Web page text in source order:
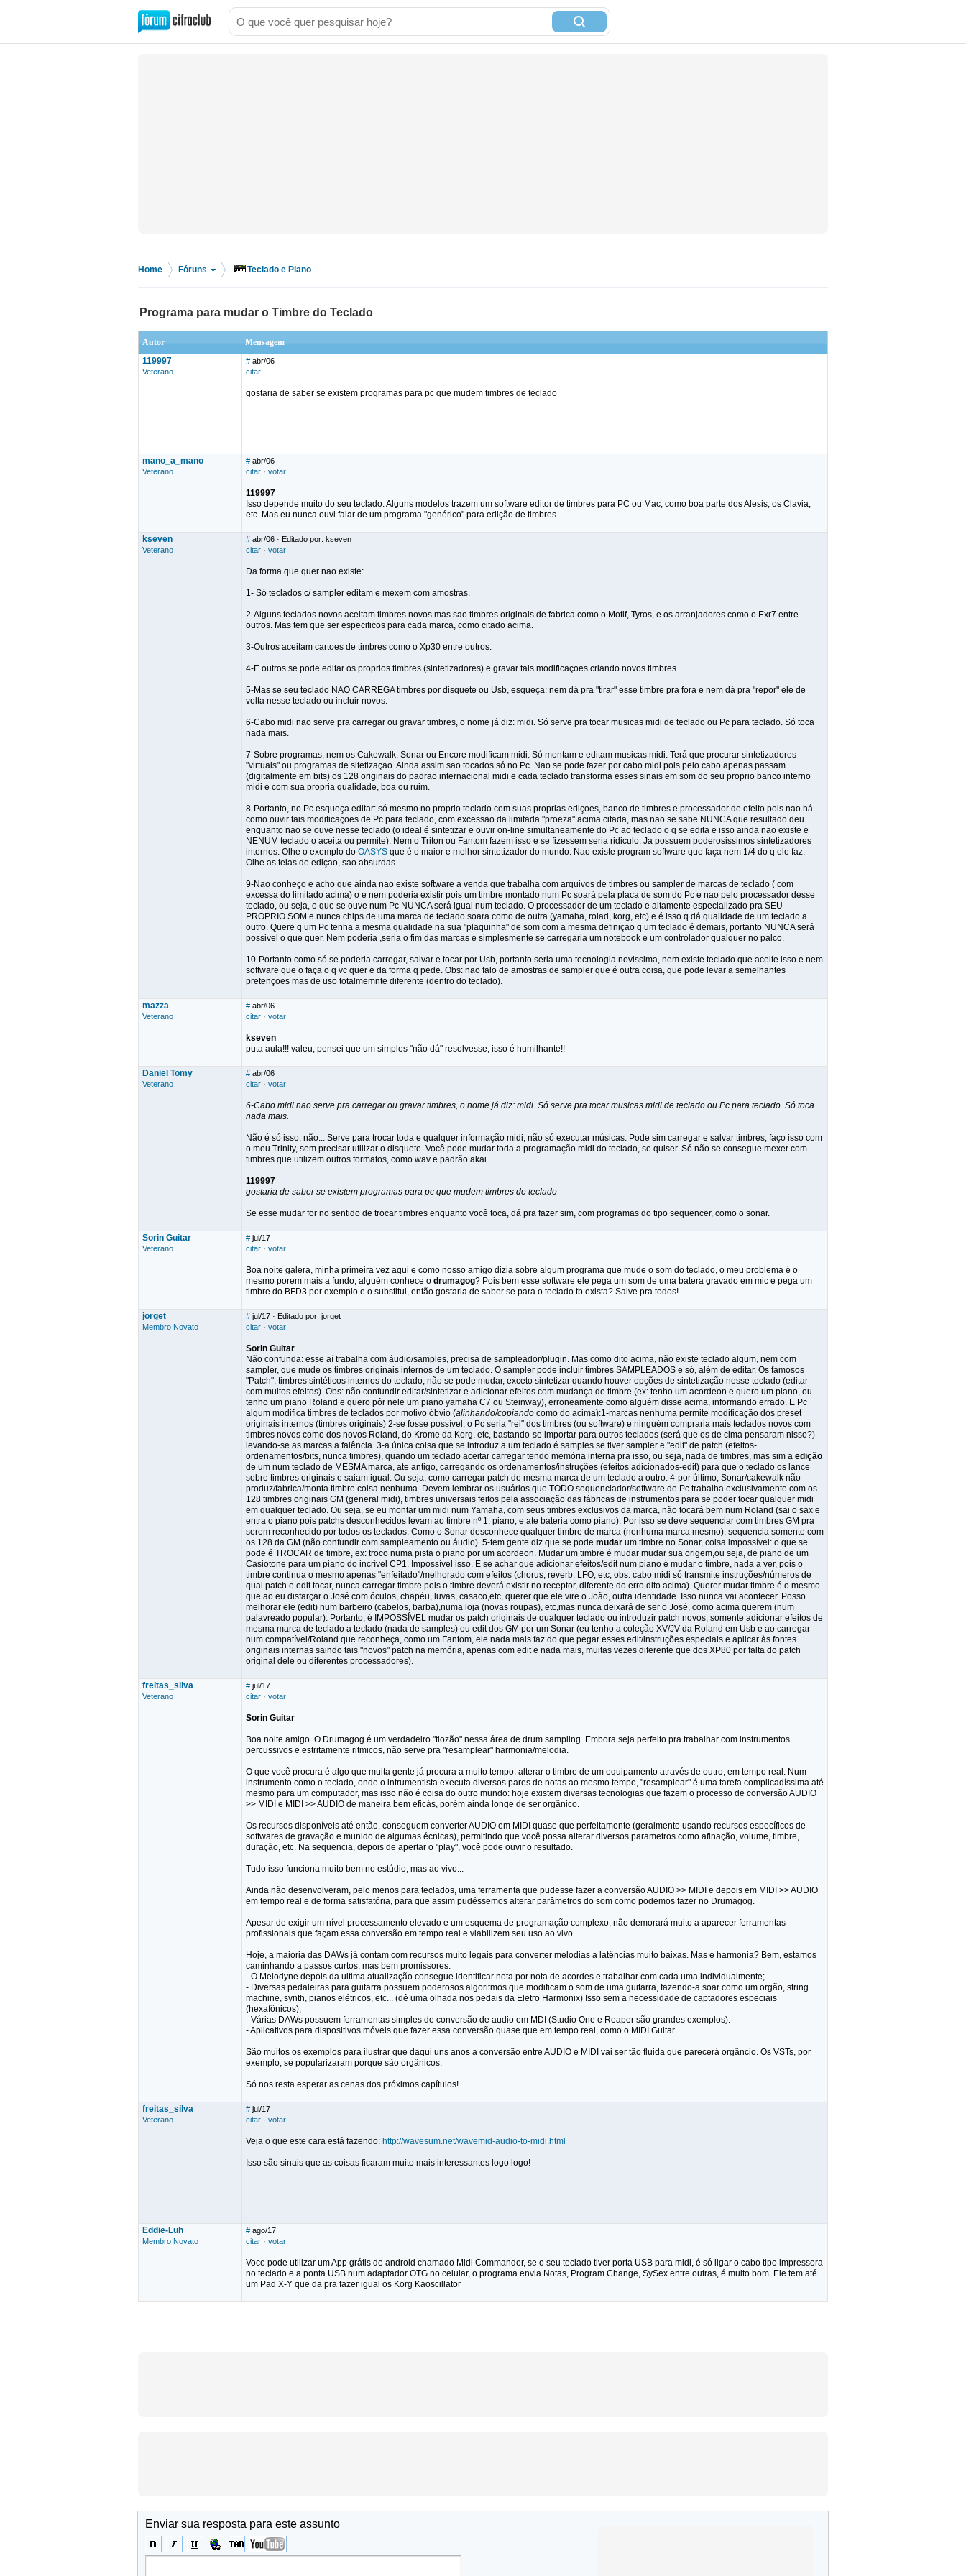
Home Fóruns Teclado e Piano
Programa para mudar o Timbre do Teclado
Autor
Mensagem
119997
Veterano
# abr/06
citar
gostaria de saber se existem programas para pc que mudem timbres de teclado
mano_a_mano
Veterano
# abr/06
citar · votar
119997
Isso depende muito do seu teclado. Alguns modelos trazem um software editor de timbres para PC ou Mac, como boa parte dos Alesis, os Clavia,
etc. Mas eu nunca ouvi falar de um programa "genérico" para edição de timbres.
kseven
Veterano
# abr/06 · Editado por: kseven
citar · votar
Da forma que quer nao existe:
1- Só teclados c/ sampler editam e mexem com amostras.
2-Alguns teclados novos aceitam timbres novos mas sao timbres originais de fabrica como o Motif, Tyros, e os arranjadores como o Exr7 entre
outros. Mas tem que ser especificos para cada marca, como citado acima.
3-Outros aceitam cartoes de timbres como o Xp30 entre outros.
4-E outros se pode editar os proprios timbres (sintetizadores) e gravar tais modificaçoes criando novos timbres.
5-Mas se seu teclado NAO CARREGA timbres por disquete ou Usb, esqueça: nem dá pra "tirar" esse timbre pra fora e nem dá pra "repor" ele de
volta nesse teclado ou incluir novos.
6-Cabo midi nao serve pra carregar ou gravar timbres, o nome já diz: midi. Só serve pra tocar musicas midi de teclado ou Pc para teclado. Só toca
nada mais.
7-Sobre programas, nem os Cakewalk, Sonar ou Encore modificam midi. Só montam e editam musicas midi. Terá que procurar sintetizadores
"virtuais" ou programas de sitetizaçao. Ainda assim sao tocados só no Pc. Nao se pode fazer por cabo midi pois pelo cabo apenas passam
(digitalmente em bits) os 128 originais do padrao internacional midi e cada teclado transforma esses sinais em som do seu proprio banco interno
midi e com sua propria qualidade, boa ou ruim.
8-Portanto, no Pc esqueça editar: só mesmo no proprio teclado com suas proprias ediçoes, banco de timbres e processador de efeito pois nao há
como ouvir tais modificaçoes de Pc para teclado, com excessao da limitada "proeza" acima citada, mas nao se sabe NUNCA que resultado deu
enquanto nao se ouve nesse teclado (o ideal é sintetizar e ouvir on-line simultaneamente do Pc ao teclado o q se edita e isso ainda nao existe e
NENUM teclado o aceita ou permite). Nem o Triton ou Fantom fazem isso e se fizessem seria ridiculo. Ja possuem poderosissimos sintetizadores
internos. Olhe o exemplo do OASYS que é o maior e melhor sintetizador do mundo. Nao existe program software que faça nem 1/4 do q ele faz.
Olhe as telas de ediçao, sao absurdas.
9-Nao conheço e acho que ainda nao existe software a venda que trabalha com arquivos de timbres ou sampler de marcas de teclado ( com
excessa do limitado acima) o e nem poderia existir pois um timbre montado num Pc soará pela placa de som do Pc e nao pelo processador desse
teclado, ou seja, o que se ouve num Pc NUNCA será igual num teclado. O processador de um teclado e altamente especializado pra SEU
PROPRIO SOM e nunca chips de uma marca de teclado soara como de outra (yamaha, rolad, korg, etc) e é isso q dá qualidade de um teclado a
outro. Quere q um Pc tenha a mesma qualidade na sua "plaquinha" de som com a mesma definiçao q um teclado é demais, portanto NUNCA será
possivel o que quer. Nem poderia ,seria o fim das marcas e simplesmente se carregaria um notebook e um controlador qualquer no palco.
10-Portanto como só se poderia carregar, salvar e tocar por Usb, portanto seria uma tecnologia novissima, nem existe teclado que aceite isso e nem
software que o faça o q vc quer e da forma q pede. Obs: nao falo de amostras de sampler que é outra coisa, que pode levar a semelhantes
pretençoes mas de uso totalmemnte diferente (dentro do teclado).
mazza
Veterano
# abr/06
citar · votar
kseven
puta aula!!! valeu, pensei que um simples "não dá" resolvesse, isso é humilhante!!
Daniel Tomy
Veterano
# abr/06
citar · votar
6-Cabo midi nao serve pra carregar ou gravar timbres, o nome já diz: midi. Só serve pra tocar musicas midi de teclado ou Pc para teclado. Só toca
nada mais.
Não é só isso, não... Serve para trocar toda e qualquer informação midi, não só executar músicas. Pode sim carregar e salvar timbres, faço isso com
o meu Trinity, sem precisar utilizar o disquete. Você pode mudar toda a programação midi do teclado, se quiser. Só não se consegue mexer com
timbres que utilizem outros formatos, como wav e padrão akai.
119997
gostaria de saber se existem programas para pc que mudem timbres de teclado
Se esse mudar for no sentido de trocar timbres enquanto você toca, dá pra fazer sim, com programas do tipo sequencer, como o sonar.
Sorin Guitar
Veterano
# jul/17
citar · votar
Boa noite galera, minha primeira vez aqui e como nosso amigo dizia sobre algum programa que mude o som do teclado, o meu problema é o
mesmo porem mais a fundo, alguém conhece o drumagog? Pois bem esse software ele pega um som de uma batera gravado em mic e pega um
timbre do BFD3 por exemplo e o substitui, então gostaria de saber se para o teclado tb exista? Salve pra todos!
jorget
Membro Novato
# jul/17 · Editado por: jorget
citar · votar
Sorin Guitar
Não confunda: esse aí trabalha com áudio/samples, precisa de sampleador/plugin. Mas como dito acima, não existe teclado algum, nem com
sampler, que mude os timbres originais internos de um teclado. O sampler pode incluir timbres SAMPLEADOS e só, além de editar. Os famosos
"Patch", timbres sintéticos internos do teclado, não se pode mudar, exceto sintetizar quando houver opções de sintetização nesse teclado (editar
com muitos efeitos). Obs: não confundir editar/sintetizar e adicionar efeitos com mudança de timbre (ex: tenho um acordeon e quero um piano, ou
tenho um piano Roland e quero pôr nele um piano yamaha C7 ou Steinway), erroneamente como alguém disse acima, informando errado. E Pc
algum modifica timbres de teclados por motivo óbvio (alinhando/copiando como do acima):1-marcas nenhuma permite modificação dos preset
originais internos (timbres originais) 2-se fosse possível, o Pc seria "rei" dos timbres (ou software) e ninguém compraria mais teclados novos com
timbres novos como dos novos Roland, do Krome da Korg, etc, bastando-se importar para outros teclados (será que os de cima pensaram nisso?)
levando-se as marcas a falência. 3-a única coisa que se introduz a um teclado é samples se tiver sampler e "edit" de patch (efeitos-
ordenamentos/bits, nunca timbres), quando um teclado aceitar carregar tendo memória interna pra isso, ou seja, nada de timbres, mas sim a edição
de um num teclado de MESMA marca, ate antigo, carregando os ordenamentos/instruções (efeitos adicionados-edit) para que o teclado os lance
sobre timbres originais e saiam igual. Ou seja, como carregar patch de mesma marca de um teclado a outro. 4-por último, Sonar/cakewalk não
produz/fabrica/monta timbre coisa nenhuma. Devem lembrar os usuários que TODO sequenciador/software de Pc trabalha exclusivamente com os
128 timbres originais GM (general midi), timbres universais feitos pela associação das fábricas de instrumentos para se poder tocar qualquer midi
em qualquer teclado. Ou seja, se eu montar um midi num Yamaha, com seus timbres exclusivos da marca, não tocará bem num Roland (sai o sax e
entra o piano pois patchs desconhecidos levam ao timbre nº 1, piano, e ate bateria como piano). Por isso se deve sequenciar com timbres GM pra
serem reconhecido por todos os teclados. Como o Sonar desconhece qualquer timbre de marca (nenhuma marca mesmo), sequencia somente com
os 128 da GM (não confundir com sampleamento ou áudio). 5-tem gente diz que se pode mudar um timbre no Sonar, coisa impossível: o que se
pode é TROCAR de timbre, ex: troco numa pista o piano por um acordeon. Mudar um timbre é mudar mudar sua origem,ou seja, de piano de um
Casiotone para um piano do incrível CP1. Impossível isso. E se achar que adicionar efeitos/edit num piano é mudar o timbre, nada a ver, pois o
timbre continua o mesmo apenas "enfeitado"/melhorado com efeitos (chorus, reverb, LFO, etc, obs: cabo midi só transmite instruções/números de
qual patch e edit tocar, nunca carregar timbre pois o timbre deverá existir no receptor, diferente do erro dito acima). Querer mudar timbre é o mesmo
que ao eu disfarçar o José com óculos, chapéu, luvas, casaco,etc, querer que ele vire o João, outra identidade. Isso nunca vai acontecer. Posso
melhorar ele (edit) num barbeiro (cabelos, barba),numa loja (novas roupas), etc,mas nunca deixará de ser o José, como acima querem (num
palavreado popular). Portanto, é IMPOSSÍVEL mudar os patch originais de qualquer teclado ou introduzir patch novos, somente adicionar efeitos de
mesma marca de teclado a teclado (nada de samples) ou edit dos GM por um Sonar (eu tenho a coleção XV/JV da Roland em Usb e ao carregar
num compatível/Roland que reconheça, como um Fantom, ele nada mais faz do que pegar esses edit/instruções especiais e aplicar às fontes
originais internas saindo tais "novos" patch na memória, apenas com edit e nada mais, muitas vezes diferente que dos XP80 por falta do patch
original dele ou diferentes processadores).
freitas_silva
Veterano
# jul/17
citar · votar
Sorin Guitar
Boa noite amigo. O Drumagog é um verdadeiro "tiozão" nessa área de drum sampling. Embora seja perfeito pra trabalhar com instrumentos
percussivos e estritamente ritmicos, não serve pra "resamplear" harmonia/melodia.
O que você procura é algo que muita gente já procura a muito tempo: alterar o timbre de um equipamento através de outro, em tempo real. Num
instrumento como o teclado, onde o intrumentista executa diversos pares de notas ao mesmo tempo, "resamplear" é uma tarefa complicadíssima até
mesmo para um computador, mas isso não é coisa do outro mundo: hoje existem diversas tecnologias que fazem o processo de conversão AUDIO
>> MIDI e MIDI >> AUDIO de maneira bem eficás, porém ainda longe de ser orgânico.
Os recursos disponíveis até então, conseguem converter AUDIO em MIDI quase que perfeitamente (geralmente usando recursos específicos de
softwares de gravação e munido de algumas écnicas), permitindo que você possa alterar diversos parametros como afinação, volume, timbre,
duração, etc. Na sequencia, depois de apertar o "play", você pode ouvir o resultado.
Tudo isso funciona muito bem no estúdio, mas ao vivo...
Ainda não desenvolveram, pelo menos para teclados, uma ferramenta que pudesse fazer a conversão AUDIO >> MIDI e depois em MIDI >> AUDIO
em tempo real e de forma satisfatória, para que assim pudéssemos alterar parâmetros do som como podemos fazer no Drumagog.
Apesar de exigir um nível processamento elevado e um esquema de programação complexo, não demorará muito a aparecer ferramentas
profissionais que façam essa conversão em tempo real e viabilizem seu uso ao vivo.
Hoje, a maioria das DAWs já contam com recursos muito legais para converter melodias a latências muito baixas. Mas e harmonia? Bem, estamos
caminhando a passos curtos, mas bem promissores:
- O Melodyne depois da ultima atualização consegue identificar nota por nota de acordes e trabalhar com cada uma individualmente;
- Diversas pedaleiras para guitarra possuem poderosos algoritmos que modificam o som de uma guitarra, fazendo-a soar como um orgão, string
machine, synth, pianos elétricos, etc... (dê uma olhada nos pedais da Eletro Harmonix) Isso sem a necessidade de captadores especiais
(hexafônicos);
- Várias DAWs possuem ferramentas simples de conversão de audio em MDI (Studio One e Reaper são grandes exemplos).
- Aplicativos para dispositivos móveis que fazer essa conversão quase que em tempo real, como o MIDI Guitar.
São muitos os exemplos para ilustrar que daqui uns anos a conversão entre AUDIO e MIDI vai ser tão fluida que parecerá orgâncio. Os VSTs, por
exemplo, se popularizaram porque são orgânicos.
Só nos resta esperar as cenas dos próximos capítulos!
freitas_silva
Veterano
# jul/17
citar · votar
Veja o que este cara está fazendo: http://wavesum.net/wavemid-audio-to-midi.html
Isso são sinais que as coisas ficaram muito mais interessantes logo logo!
Eddie-Luh
Membro Novato
# ago/17
citar · votar
Voce pode utilizar um App grátis de android chamado Midi Commander, se o seu teclado tiver porta USB para midi, é só ligar o cabo tipo impressora
no teclado e a ponta USB num adaptador OTG no celular, o programa envia Notas, Program Change, SySex entre outras, é muito bom. Ele tem até
um Pad X-Y que da pra fazer igual os Korg Kaoscillator
Enviar sua resposta para este assunto